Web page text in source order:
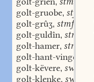
,
golt-gruobe, stf.
golt-grûʒ, stmf.
golt-guldîn, stm.
golt-hamer, stm.
golt-hant-vingerlîn
golt-këvere, swm.
golt-klenke, swf.